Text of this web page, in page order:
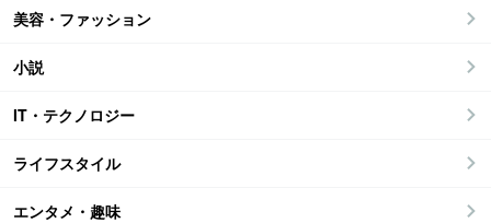
美容・ファッション
小説
IT・テクノロジー
ライフスタイル
エンタメ・趣味